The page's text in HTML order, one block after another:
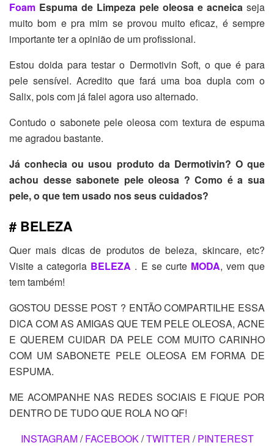
Foam Espuma de Limpeza pele oleosa e acneica seja
muito bom e pra mim se provou muito eficaz, é sempre
importante ter a opinião de um profissional.
Estou doida para testar o Dermotivin Soft, o que é para
pele sensível. Acredito que fará uma boa dupla com o
Salix, pois com já falei agora uso alternado.
Contudo o sabonete pele oleosa com textura de espuma
me agradou bastante.
Já conhecia ou usou produto da Dermotivin? O que
achou desse sabonete pele oleosa ? Como é a sua
pele, o que tem usado nos seus cuidados?
# BELEZA
Quer mais dicas de produtos de beleza, skincare, etc?
Visite a categoria BELEZA . E se curte MODA, vem que
tem também!
GOSTOU DESSE POST ? ENTÃO COMPARTILHE ESSA
DICA COM AS AMIGAS QUE TEM PELE OLEOSA, ACNE
E QUEREM CUIDAR DA PELE COM MUITO CARINHO
COM UM SABONETE PELE OLEOSA EM FORMA DE
ESPUMA.
ME ACOMPANHE NAS REDES SOCIAIS E FIQUE POR
DENTRO DE TUDO QUE ROLA NO QF!
INSTAGRAM/FACEBOOK/TWITTER /PINTEREST